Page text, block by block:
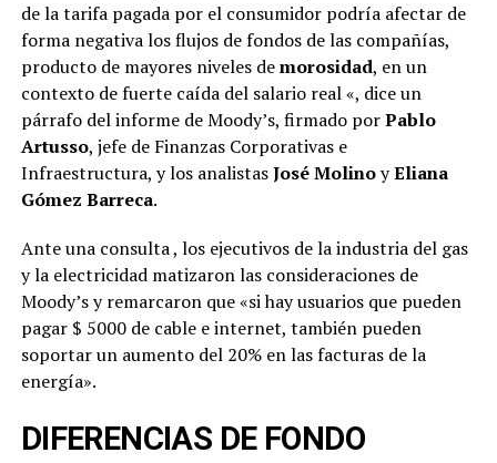
de la tarifa pagada por el consumidor podría afectar de
forma negativa los flujos de fondos de las compañías,
producto de mayores niveles demorosidad, en un
contexto de fuerte caída del salario real «, dice un
párrafo del informe de Moody’s, firmado porPablo
Artusso, jefe de Finanzas Corporativas e
Infraestructura, y los analistasJosé MolinoyEliana
Gómez Barreca.
Ante una consulta , los ejecutivos de la industria del gas
y la electricidad matizaron las consideraciones de
Moody’s y remarcaron que «si hay usuarios que pueden
pagar $ 5000 de cable e internet, también pueden
soportar un aumento del 20% en las facturas de la
energía».
DIFERENCIAS DE FONDO